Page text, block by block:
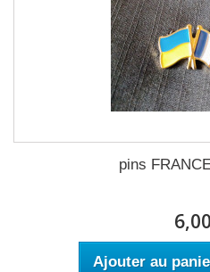
pins
Ajouter au